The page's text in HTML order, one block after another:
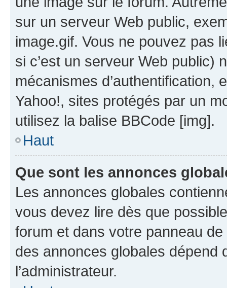
sur un serveur Web public,
image.gif. Vous ne pouvez pas
si c’est un serveur Web public)
mécanismes d’authentification,
Yahoo!, sites protégés par un
utilisez la balise BBCode [img].
Haut
Que sont les annonces
Les annonces globales
vous devez lire dès que
forum et dans votre panneau
des annonces globales dépend
l’administrateur.